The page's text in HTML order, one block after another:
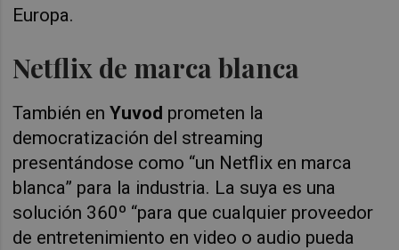
Europa.
Netflix de marca blanca
También enYuvod prometen la
democratización del streaming
presentándose como “un Netflix en marca
blanca” para la industria. La suya es una
solución 360º “para que cualquier proveedor
de entretenimiento en video o audio pueda